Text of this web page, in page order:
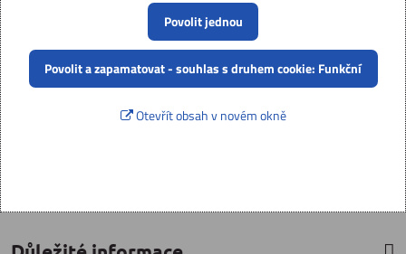
Povolit jednou
Povolit a zapamatovat - souhlas s druhem cookie: Funkční
Otevřít obsah v novém okně